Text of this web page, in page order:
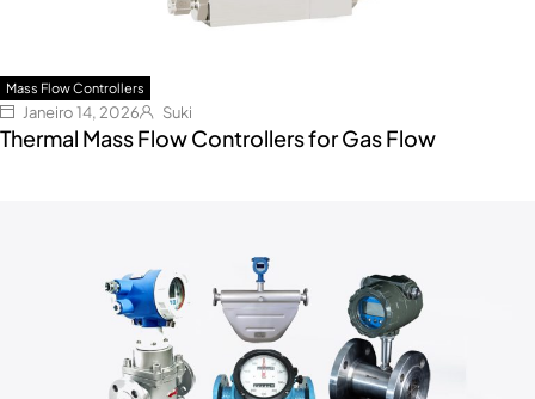
Mass Flow Controllers
Janeiro 14, 2026 Suki
Thermal Mass Flow Controllers for Gas Flow